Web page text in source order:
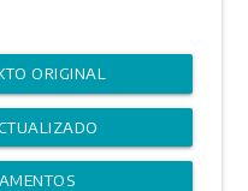
ORIGINAL